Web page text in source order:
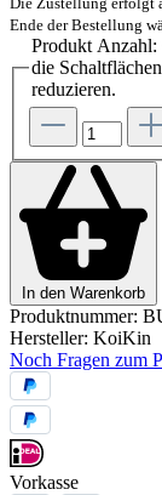
Ende der Bestellung
Produkt Anzahl:
die
reduzieren.
In den Warenkorb
Produktnummer:
Hersteller: KoiKin
Noch Fragen zum
Vorkasse